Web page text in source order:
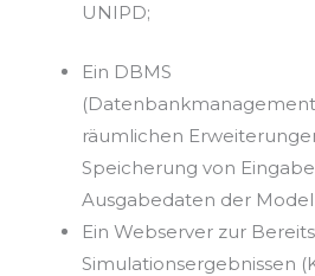
UNIPD;
Ein DBMS
räumlichen
Speicherung von
Ausgabedaten der
Ein Webserver zur
Simulationsergebnissen